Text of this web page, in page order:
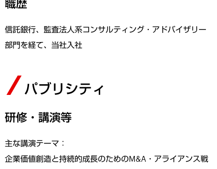
職歴
信託銀行、監査法人系コンサルティング・アドバイザリー
部門を経て、当社入社
パブリシティ
研修・講演等
主な講演テーマ：
企業価値創造と持続的成長のためのM&A・アライアンス戦